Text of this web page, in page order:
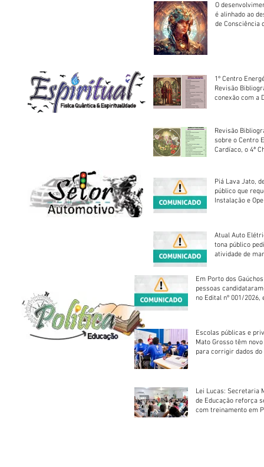
O
é alinhado ao
de Consciência
1º Centro
Revisão
conexão com a
Revisão
sobre o Centro
Cardíaco, o 4ª
Piá Lava Jato,
público que
Instalação e
Atual Auto
tona público
atividade de
Em Porto dos
pessoas
no Edital nº 001/2026,
Escolas públicas e
Mato Grosso têm
para corrigir dados do
Lei Lucas: Secretaria
de Educação reforça
com treinamento em